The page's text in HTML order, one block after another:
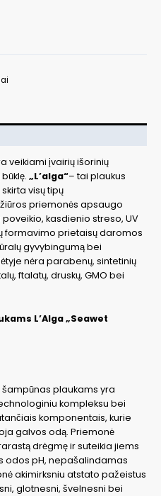
veikiami įvairių išorinių
„L’alga“– tai plaukus
visų tipų
priemonės apsaugo
kasdienio streso, UV
formavimo prietaisų daromos
gyvybingumą bei
nėra parabenų, sintetinių
ftalatų, druskų, GMO bei
L’Alga „Seawet
plaukams yra
kompleksu bei
komponentais, kurie
galvos odą. Priemonė
drėgmę ir suteikia jiems
odos pH, nepašalindamas
akimirksniu atstato pažeistus
glotnesni, švelnesni bei